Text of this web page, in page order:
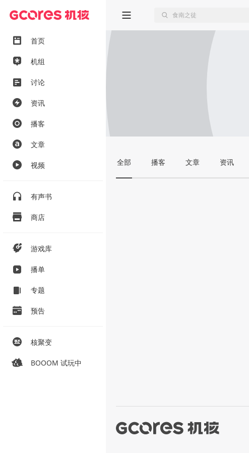
首页
机组
讨论
资讯
播客
文章
视频
有声书
商店
游戏库
播单
专题
预告
核聚变
BOOOM 试玩中
全部 播客 文章 资讯